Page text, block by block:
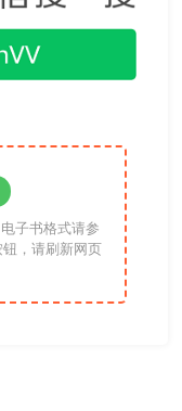
子书格式请参
，请刷新网页